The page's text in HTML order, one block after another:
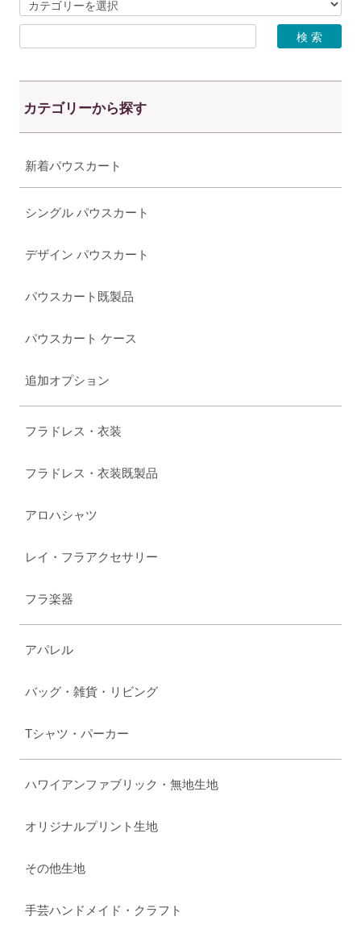
カテゴリーから探す
新着パウスカート
シングル パウスカート
デザイン パウスカート
パウスカート既製品
パウスカート ケース
追加オプション
フラドレス・衣装
フラドレス・衣装既製品
アロハシャツ
レイ・フラアクセサリー
フラ楽器
アパレル
バッグ・雑貨・リビング
Tシャツ・パーカー
ハワイアンファブリック・無地生地
オリジナルプリント生地
その他生地
手芸ハンドメイド・クラフト